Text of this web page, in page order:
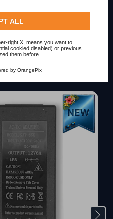
policy.
ALL
right X, means you want to
cookied disabled) or previous
them before.
by OrangePix
correlati